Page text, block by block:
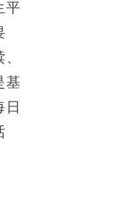
平
基